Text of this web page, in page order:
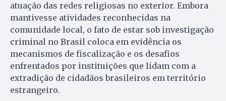
atuação das redes religiosas no exterior. Embora
mantivesse atividades reconhecidas na
comunidade local, o fato de estar sob investigação
criminal no Brasil coloca em evidência os
mecanismos de fiscalização e os desafios
enfrentados por instituições que lidam com a
extradição de cidadãos brasileiros em território
estrangeiro.